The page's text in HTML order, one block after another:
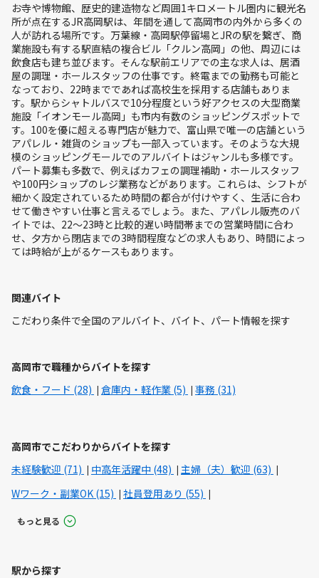
お寺や博物館、歴史的建造物など周囲1キロメートル圏内に観光名
所が点在するJR高岡駅は、年間を通して高岡市の内外から多くの
人が訪れる場所です。万葉線・高岡駅停留場とJRの駅を繋ぎ、商
業施設も有する駅直結の複合ビル「クルン高岡」の他、周辺には
飲食店も建ち並びます。そんな駅前エリアでの主な求人は、居酒
屋の調理・ホールスタッフの仕事です。終電までの勤務も可能と
なっており、22時までであれば高校生を採用する店舗もありま
す。駅からシャトルバスで10分程度という好アクセスの大型商業
施設「イオンモール高岡」も市内有数のショッピングスポットで
す。100を優に超える専門店が魅力で、富山県で唯一の店舗という
アパレル・雑貨のショップも一部入っています。そのような大規
模のショッピングモールでのアルバイトはジャンルも多様です。
パート募集も多数で、例えばカフェの調理補助・ホールスタッフ
や100円ショップのレジ業務などがあります。これらは、シフトが
細かく設定されているため時間の都合が付けやすく、生活に合わ
せて働きやすい仕事と言えるでしょう。また、アパレル販売のバ
イトでは、22～23時と比較的遅い時間帯までの営業時間に合わ
せ、夕方から閉店までの3時間程度などの求人もあり、時間によっ
ては時給が上がるケースもあります。
関連バイト
こだわり条件で全国のアルバイト、バイト、パート情報を探す
高岡市で職種からバイトを探す
飲食・フード (28)
倉庫内・軽作業 (5) 事務 (31)
高岡市でこだわりからバイトを探す
未経験歓迎 (71)
中高年活躍中 (48)
主婦（夫）歓迎 (63)
Wワーク・副業OK (15)
社員登用あり (55)
もっと見る
駅から探す